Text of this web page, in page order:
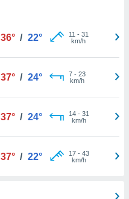
36° / 22° 11 - 31
km/h
37° / 24° 7- 23
km/h
37° / 24° 14- 31
km/h
37° / 22° 17- 43
km/h